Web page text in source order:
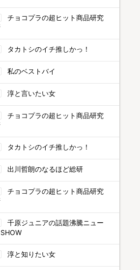
チョコプラの超ヒット商品研究
タカトシのイチ推しかっ！
私のベストバイ
淳と言いたい女
チョコプラの超ヒット商品研究
タカトシのイチ推しかっ！
出川哲朗のなるほど総研
チョコプラの超ヒット商品研究
千原ジュニアの話題沸騰ニュー
淳と知りたい女